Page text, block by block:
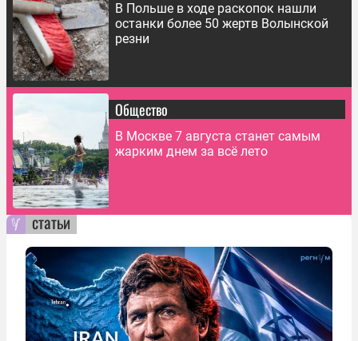
В Польше в ходе раскопок нашли
останки более 50 жертв Волынской
резни
Общество
В Москве 7 августа станет самым
жарким днем за всё лето
статьи